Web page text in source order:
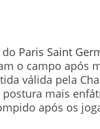
Paris Saint
o campo após
válida pela
mais
após os